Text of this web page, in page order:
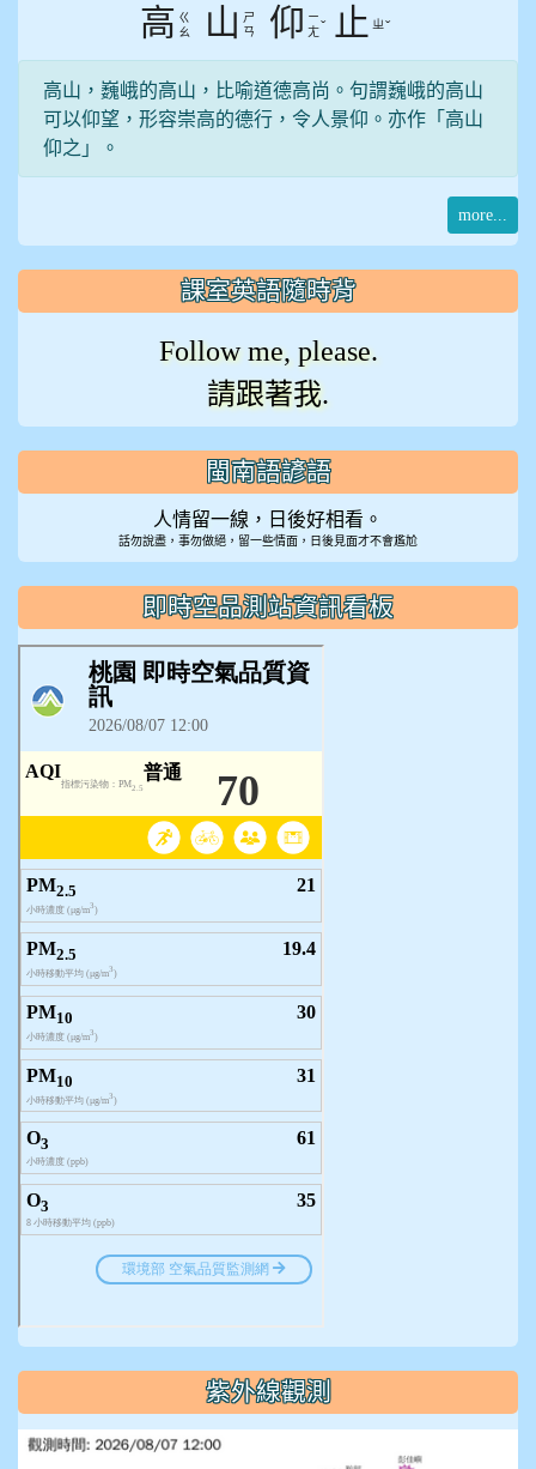
高 ㄍ
ㄠ
山 ㄕ
ㄢ
仰 ㄧ
ㄤˇ 止 ㄓˇ
高山，巍峨的高山，比喻道德高尚。句謂巍峨的高山
可以仰望，形容崇高的德行，令人景仰。亦作「高山
仰之」。
more...
課室英語隨時背
Follow me, please.
請跟著我.
閩南語諺語
人情留一線，日後好相看。
話勿說盡，事勿做絕，留一些情面，日後見面才不會尷尬
即時空品測站資訊看板
紫外線觀測